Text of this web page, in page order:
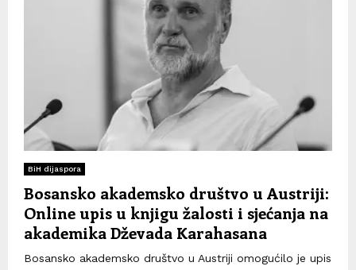
BiH dijaspora
Bosansko akademsko društvo u Austriji:
Online upis u knjigu žalosti i sjećanja na
akademika Dževada Karahasana
Bosansko akademsko društvo u Austriji omogućilo je upis